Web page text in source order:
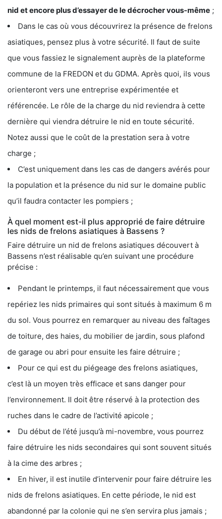
nid et encore plus d’essayer de le décrocher vous-même ;
Dans le cas où vous découvrirez la présence de frelons
asiatiques, pensez plus à votre sécurité. Il faut de suite
que vous fassiez le signalement auprès de la plateforme
commune de la FREDON et du GDMA. Après quoi, ils vous
orienteront vers une entreprise expérimentée et
référencée. Le rôle de la charge du nid reviendra à cette
dernière qui viendra détruire le nid en toute sécurité.
Notez aussi que le coût de la prestation sera à votre
charge ;
C’est uniquement dans les cas de dangers avérés pour
la population et la présence du nid sur le domaine public
qu’il faudra contacter les pompiers ;
À quel moment est-il plus approprié de faire détruire
les nids de frelons asiatiques à Bassens ?
Faire détruire un nid de frelons asiatiques découvert à
Bassens n’est réalisable qu’en suivant une procédure
précise :
Pendant le printemps, il faut nécessairement que vous
repériez les nids primaires qui sont situés à maximum 6 m
du sol. Vous pourrez en remarquer au niveau des faîtages
de toiture, des haies, du mobilier de jardin, sous plafond
de garage ou abri pour ensuite les faire détruire ;
Pour ce qui est du piégeage des frelons asiatiques,
c’est là un moyen très efficace et sans danger pour
l’environnement. Il doit être réservé à la protection des
ruches dans le cadre de l’activité apicole ;
Du début de l’été jusqu’à mi-novembre, vous pourrez
faire détruire les nids secondaires qui sont souvent situés
à la cime des arbres ;
En hiver, il est inutile d’intervenir pour faire détruire les
nids de frelons asiatiques. En cette période, le nid est
abandonné par la colonie qui ne s’en servira plus jamais ;